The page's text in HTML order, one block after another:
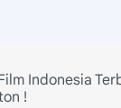
Indonesia
!